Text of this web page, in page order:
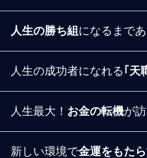
人生の勝ち組 になるまで
人生の成功者になれる ｢天
人生最大！ お金の転機が
新しい環境で金運をもた